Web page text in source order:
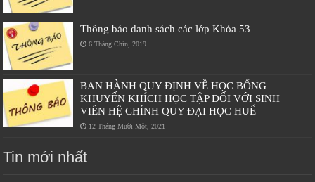
Thông báo danh sách các lớp Khóa 53
6 Tháng Chín, 2019
BAN HÀNH QUY ĐỊNH VỀ HỌC BỔNG
KHUYẾN KHÍCH HỌC TẬP ĐỐI VỚI SINH
VIÊN HỆ CHÍNH QUY ĐẠI HỌC HUẾ
12 Tháng Mười Một, 2021
Tin mới nhất